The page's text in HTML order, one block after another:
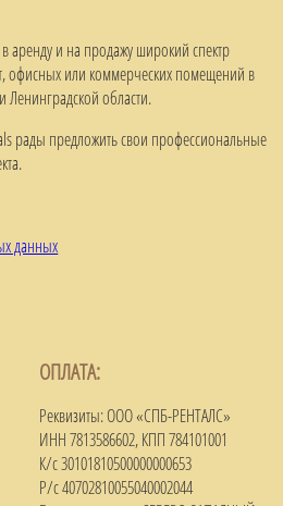
аренду и на продажу широкий спектр
офисных или коммерческих помещений в
области.
рады предложить свои профессиональные
данных
ОПЛАТА:
Реквизиты: ООО «СПБ-РЕНТАЛС»
ИНН 7813586602, КПП 784101001
К/с 30101810500000000653
Р/с 40702810055040002044